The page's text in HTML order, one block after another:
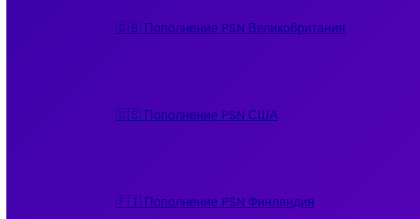
🇬🇧 Пополнение PSN Великобритания
🇺🇸 Пополнение PSN США
🇫🇮 Пополнение PSN Финляндия